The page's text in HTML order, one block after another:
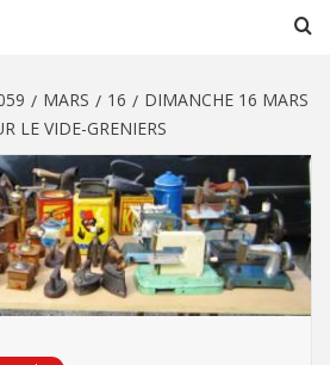
MARS 16
DIMANCHE 16 MARS
LE VIDE-GRENIERS